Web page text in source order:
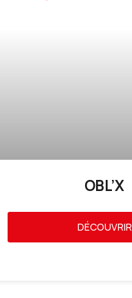
OBL’X
DÉCOUVRIR